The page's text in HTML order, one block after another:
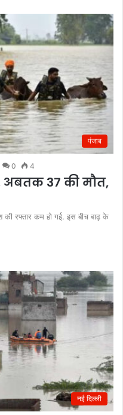
पंजाब
0 4
अबतक 37 की मौत,
की रफ्तार कम हो गई. इस बीच बाढ़ के
नई दिल्ली